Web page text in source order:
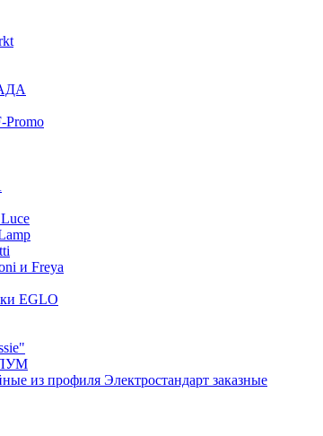
Promo
и Freya
EGLO
из профиля Электростандарт заказные